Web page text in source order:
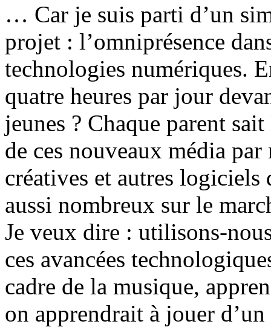
… Car je suis parti d’un
projet : l’omniprésence
technologies numériques.
quatre heures par jour
jeunes ? Chaque parent
de ces nouveaux média
créatives et autres logiciels
aussi nombreux sur le
Je veux dire : utilisons-
ces avancées
cadre de la musique,
on apprendrait à jouer